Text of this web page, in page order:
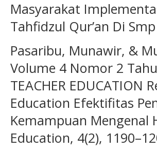
Masyarakat
Tahfidzul Qur’an Di
Pasaribu, Munawir, &
Volume 4 Nomor 2
TEACHER EDUCATION
Education Efektifitas
Kemampuan Mengenal
Education, 4(2),